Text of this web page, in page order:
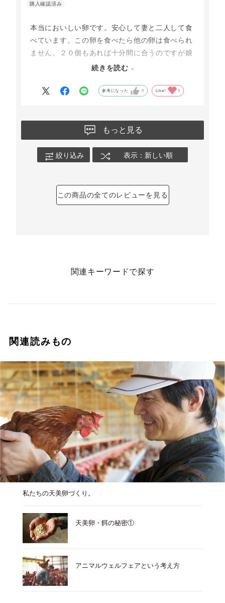
本当においしい卵です。安心して妻と二人して食
べています。この卵を食べたら他の卵は食べられ
ません。２０個もあれば十分間に合うのですが娘
のところにも上げるために３０個を取り寄せるこ
す。これからもよろしくお願いします。
続きを読む
参考になった 0 Like! 0
もっと見る
絞り込み 表示：新しい順
この商品の全てのレビューを見る
関連キーワードで探す
関連読みもの
私たちの天美卵づくり。
天美卵・餌の秘密①
アニマルウェルフェアという考え方